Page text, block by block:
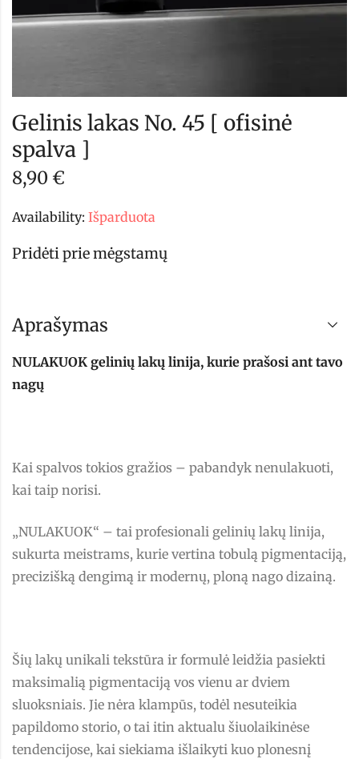
Gelinis lakas No. 45 [ ofisinė
spalva ]
8,90 €
Availability: Išparduota
Pridėti prie mėgstamų
Aprašymas
NULAKUOK gelinių lakų linija, kurie prašosi ant tavo
nagų
Kai spalvos tokios gražios – pabandyk nenulakuoti,
kai taip norisi.
„NULAKUOK“ – tai profesionali gelinių lakų linija,
sukurta meistrams, kurie vertina tobulą pigmentaciją,
precizišką dengimą ir modernų, ploną nago dizainą.
Šių lakų unikali tekstūra ir formulė leidžia pasiekti
maksimalią pigmentaciją vos vienu ar dviem
sluoksniais. Jie nėra klampūs, todėl nesuteikia
papildomo storio, o tai itin aktualu šiuolaikinėse
tendencijose, kai siekiama išlaikyti kuo plonesnį